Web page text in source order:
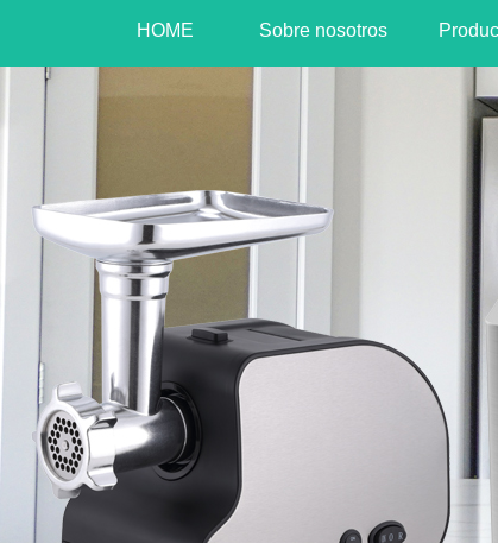
HOME Sobre nosotros